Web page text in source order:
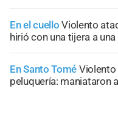
En el cuello Violento
hirió con una tijera a
En Santo Tomé Violento
peluquería: maniataron